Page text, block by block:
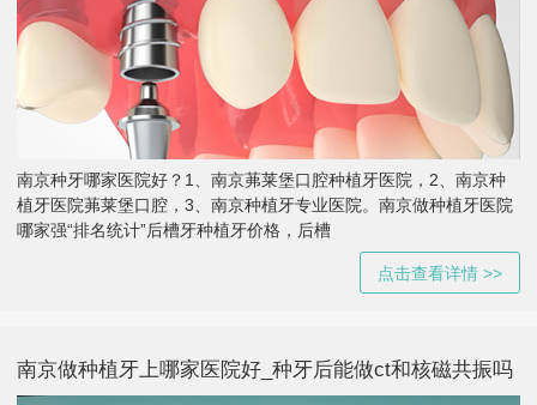
南京种牙哪家医院好？1、南京茀莱堡口腔种植牙医院，2、南京种
植牙医院茀莱堡口腔，3、南京种植牙专业医院。南京做种植牙医院
哪家强“排名统计”后槽牙种植牙价格，后槽
点击查看详情 >>
南京做种植牙上哪家医院好_种牙后能做ct和核磁共振吗